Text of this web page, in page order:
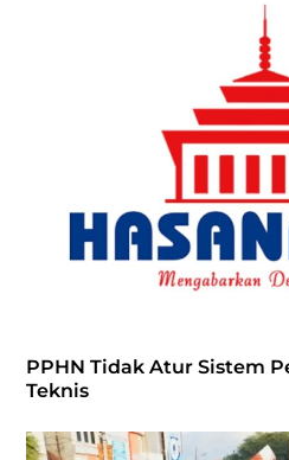
PPHN Tidak Atur Sistem
Teknis